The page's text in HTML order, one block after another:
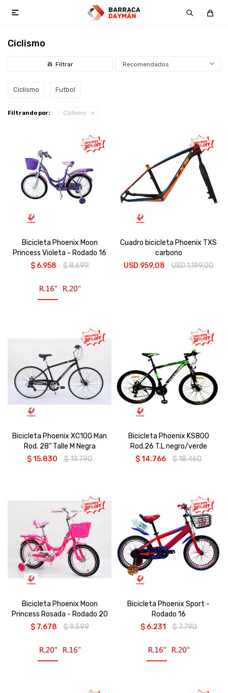

Ciclismo
Recomendados
Ciclismo Futbol
Filtrando por: Ciclismo
Bicicleta Phoenix Moon
Princess Violeta - Rodado 16
$ 6.958 $8.699
Cuadro bicicleta Phoenix TXS
carbono
USD 959,08 USD1.199,00
Bicicleta Phoenix XC100 Man
Rod. 28" Talle M Negra
$15.830 $19.790
Bicicleta Phoenix KS800
Rod.26 T.L negro/verde
$14.766 $18.460
Bicicleta Phoenix Moon
Princess Rosada - Rodado 20
$ 7.678 $9.599
Bicicleta Phoenix Sport -
Rodado 16
$ 6.231 $7.790